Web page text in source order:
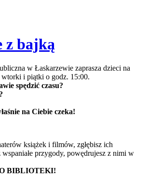
z bajką
w Łaskarzewie zaprasza dzieci na
i piątki o godz. 15:00.
spędzić czasu?
na Ciebie czeka!
książek i filmów, zgłębisz ich
wspaniałe przygody, powędrujesz z nimi w
BIBLIOTEKI!